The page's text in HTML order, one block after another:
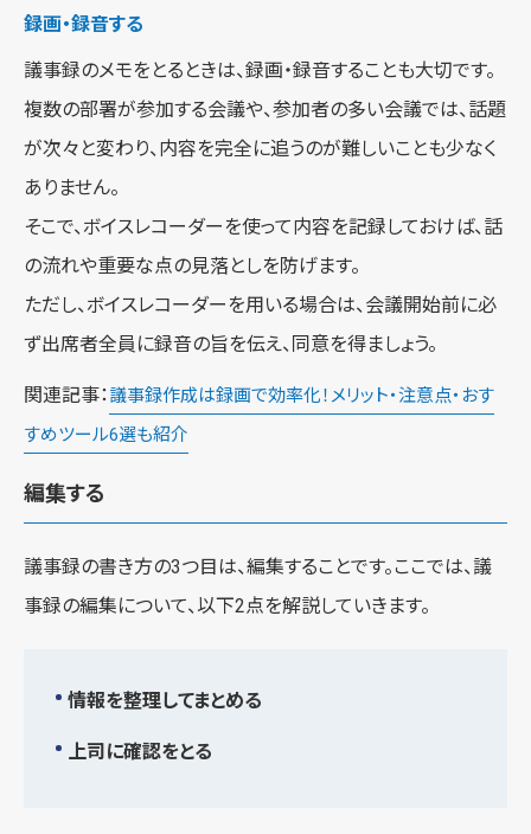
録画・録音する
議事録のメモをとるときは、録画・録音することも大切です。
複数の部署が参加する会議や、参加者の多い会議では、話題
が次々と変わり、内容を完全に追うのが難しいことも少なく
ありません。
そこで、ボイスレコーダーを使って内容を記録しておけば、話
の流れや重要な点の見落としを防げます。
ただし、ボイスレコーダーを用いる場合は、会議開始前に必
ず出席者全員に録音の旨を伝え、同意を得ましょう。
関連記事： 議事録作成は録画で効率化！メリット・注意点・おす
すめツール6選も紹介
編集する
議事録の書き方の3つ目は、編集することです。ここでは、議
事録の編集について、以下2点を解説していきます。
情報を整理してまとめる
上司に確認をとる